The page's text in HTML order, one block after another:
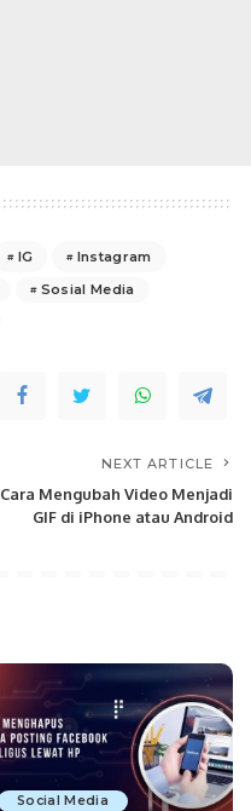
IG
Instagram
Sosial Media
NEXT ARTICLE
Cara Mengubah Video Menjadi
GIF di iPhone atau Android
Social Media